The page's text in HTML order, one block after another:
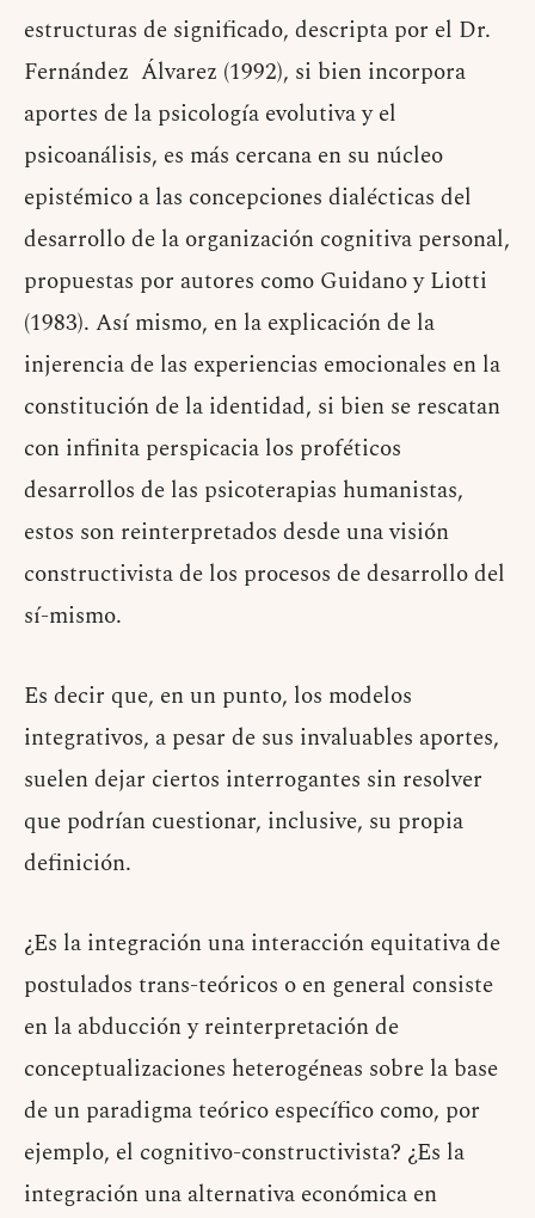
estructuras de significado, descripta por el Dr.
Fernández Álvarez (1992), si bien incorpora
aportes de la psicología evolutiva y el
psicoanálisis, es más cercana en su núcleo
epistémico a las concepciones dialécticas del
desarrollo de la organización cognitiva personal,
propuestas por autores como Guidano y Liotti
(1983). Así mismo, en la explicación de la
injerencia de las experiencias emocionales en la
constitución de la identidad, si bien se rescatan
con infinita perspicacia los proféticos
desarrollos de las psicoterapias humanistas,
estos son reinterpretados desde una visión
constructivista de los procesos de desarrollo del
sí-mismo.
Es decir que, en un punto, los modelos
integrativos, a pesar de sus invaluables aportes,
suelen dejar ciertos interrogantes sin resolver
que podrían cuestionar, inclusive, su propia
definición.
¿Es la integración una interacción equitativa de
postulados trans-teóricos o en general consiste
en la abducción y reinterpretación de
conceptualizaciones heterogéneas sobre la base
de un paradigma teórico específico como, por
ejemplo, el cognitivo-constructivista? ¿Es la
integración una alternativa económica en